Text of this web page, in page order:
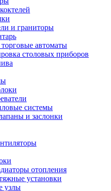
и граниторы
автоматы
столовых приборов
системы
и заслонки
отопления
установки
узлы